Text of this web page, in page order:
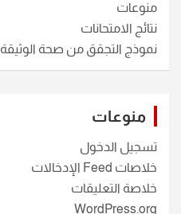
منوعات
نتائج الامتحانات
نموذج التجقق من صحة الوثيقة
منوعات
تسجيل الدخول
خلاصات Feed الإدخالات
خلاصة التعليقات
WordPress.org